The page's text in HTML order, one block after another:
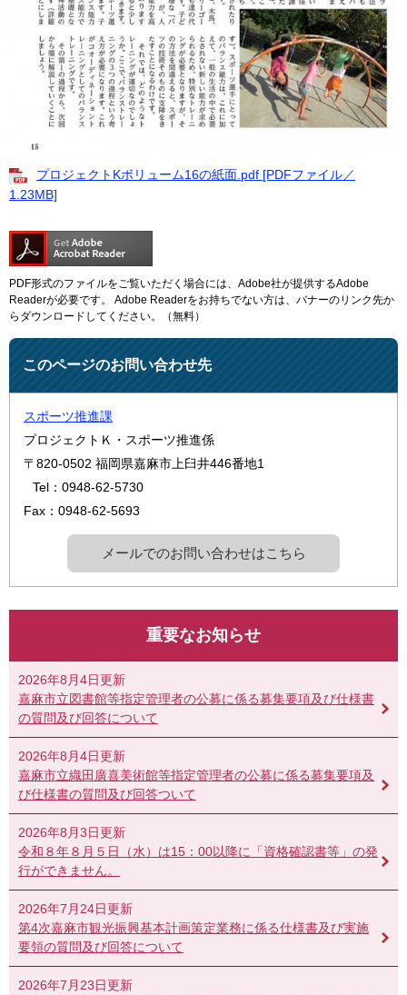
プロジェクトKボリューム16の紙面.pdf [PDFファイル／
1.23MB]
PDF形式のファイルをご覧いただく場合には、Adobe社が提供するAdobe
Readerが必要です。
Adobe Readerをお持ちでない方は、バナーのリンク先か
らダウンロードしてください。（無料）
このページのお問い合わせ先
スポーツ推進課
プロジェクトＫ・スポーツ推進係
〒820-0502 福岡県嘉麻市上臼井446番地1
Tel：0948-62-5730
Fax：0948-62-5693
メールでのお問い合わせはこちら
重要なお知らせ
2026年8月4日更新
嘉麻市立図書館等指定管理者の公募に係る募集要項及び仕様書
の質問及び回答について
2026年8月4日更新
嘉麻市立織田廣喜美術館等指定管理者の公募に係る募集要項及
び仕様書の質問及び回答ついて
2026年8月3日更新
令和８年８月５日（水）は15：00以降に「資格確認書等」の発
行ができません。
2026年7月24日更新
第4次嘉麻市観光振興基本計画策定業務に係る仕様書及び実施
要領の質問及び回答について
2026年7月23日更新